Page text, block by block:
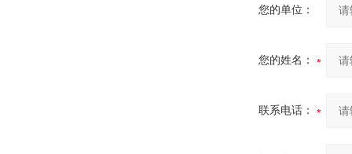
您的单位：
您的姓名：
联系电话：